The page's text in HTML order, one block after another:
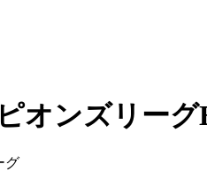
オンズリーグ
グ